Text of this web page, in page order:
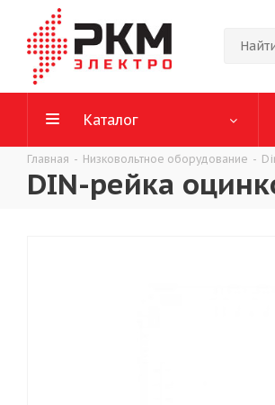
Каталог
Главная - Низковольтное оборудование -
DIN-рейка